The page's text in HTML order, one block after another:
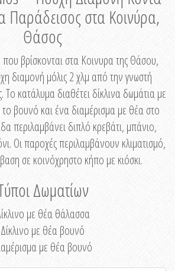
Παράδεισος στα Κοινύρα,
Θάσος
βρίσκονται στα Κοινυρα της Θάσου,
διαμονή μόλις 2 χλμ από την γνωστή
κατάλυμα διαθέτει δίκλινα δωμάτια με
βουνό και ένα διαμέρισμα με θέα στο
περιλαμβάνει διπλό κρεβάτι, μπάνιο,
Οι παροχές περιλαμβάνουν κλιματισμό,
σε κοινόχρηστο κήπο με κιόσκι.
Δωματίων
με θέα θάλασσα
Δίκλινο με θέα βουνό
με θέα βουνό